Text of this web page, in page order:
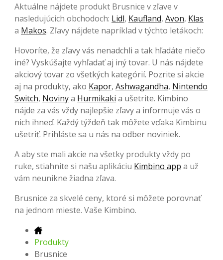
Aktuálne nájdete produkt Brusnice v zľave v
nasledujúcich obchodoch: Lidl, Kaufland, Avon, Klas
a Makos. Zľavy nájdete napríklad v týchto letákoch:
Hovoríte, že zľavy vás nenadchli a tak hľadáte niečo
iné? Vyskúšajte vyhľadať aj iný tovar. U nás nájdete
akciový tovar zo všetkých kategórií. Pozrite si akcie
aj na produkty, ako Kapor, Ashwagandha, Nintendo
Switch, Novinya Hurmikaki a ušetrite. Kimbino
nájde za vás vždy najlepšie zľavy a informuje vás o
nich ihneď. Každý týždeň tak môžete vďaka Kimbinu
ušetriť. Prihláste sa u nás na odber noviniek.
A aby ste mali akcie na všetky produkty vždy po
ruke, stiahnite si našu aplikáciu Kimbino app a už
vám neunikne žiadna zľava.
Brusnice za skvelé ceny, ktoré si môžete porovnať
na jednom mieste. Vaše Kimbino.
Produkty
Brusnice